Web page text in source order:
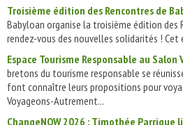
Troisième édition des Rencontres de
Babyloan organise la troisième édition des
rendez-vous des nouvelles solidarités ! Cet
Espace Tourisme Responsable au Salon
bretons du tourisme responsable se
font connaître leurs propositions pour
Voyageons-Autrement...
ChangeNOW 2026 : Timothée